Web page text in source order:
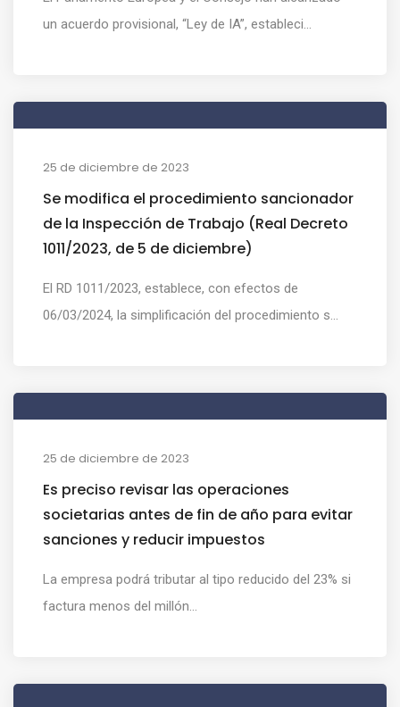
un acuerdo provisional, “Ley de IA”, estableci...
25 de diciembre de 2023
Se modifica el procedimiento sancionador
de la Inspección de Trabajo (Real Decreto
1011/2023, de 5 de diciembre)
El RD 1011/2023, establece, con efectos de
06/03/2024, la simplificación del procedimiento s...
25 de diciembre de 2023
Es preciso revisar las operaciones
societarias antes de fin de año para evitar
sanciones y reducir impuestos
La empresa podrá tributar al tipo reducido del 23% si
factura menos del millón...